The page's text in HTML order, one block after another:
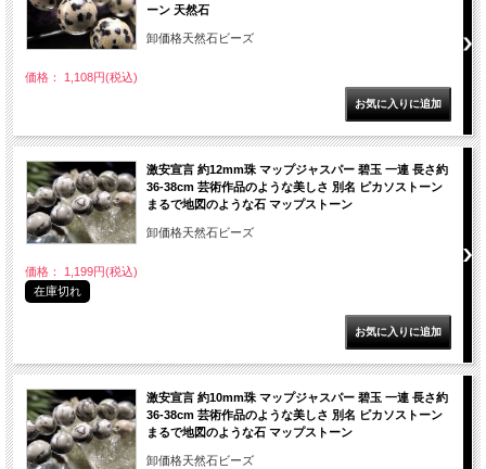
ーン 天然石
卸価格天然石ビーズ
価格： 1,108円(税込)
激安宣言 約12mm珠 マップジャスパー 碧玉 一連 長さ約
36-38cm 芸術作品のような美しさ 別名 ピカソストーン
まるで地図のような石 マップストーン
卸価格天然石ビーズ
価格： 1,199円(税込)
在庫切れ
激安宣言 約10mm珠 マップジャスパー 碧玉 一連 長さ約
36-38cm 芸術作品のような美しさ 別名 ピカソストーン
まるで地図のような石 マップストーン
卸価格天然石ビーズ